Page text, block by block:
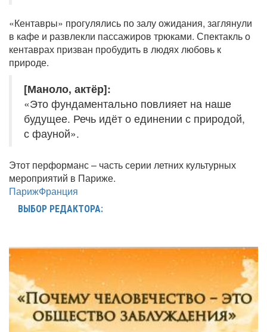
«Кентавры» прогулялись по залу ожидания, заглянули
в кафе и развлекли пассажиров трюками. Спектакль о
кентаврах призван пробудить в людях любовь к
природе.
[Маноло, актёр]:
«Это фундаментально повлияет на наше
будущее. Речь идёт о единении с природой,
с фауной».
Этот перформанс – часть серии летних культурных
мероприятий в Париже.
ПарижФранция
ВЫБОР РЕДАКТОРА: